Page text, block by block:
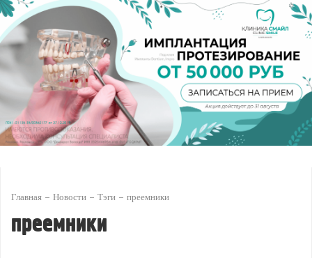
Главная Новости Тэги преемники
преемники